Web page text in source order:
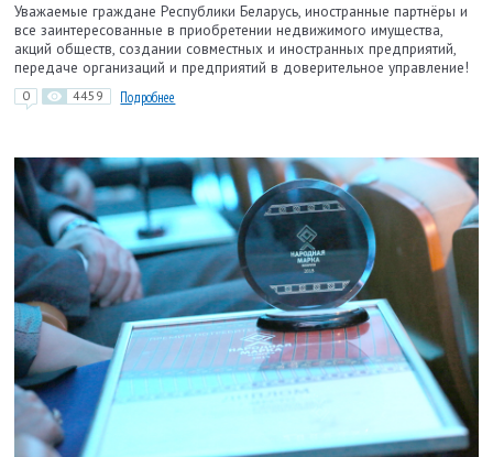
Уважаемые граждане Республики Беларусь, иностранные партнёры и
все заинтересованные в приобретении недвижимого имущества,
акций обществ, создании совместных и иностранных предприятий,
передаче организаций и предприятий в доверительное управление!
0 4459 Подробнее